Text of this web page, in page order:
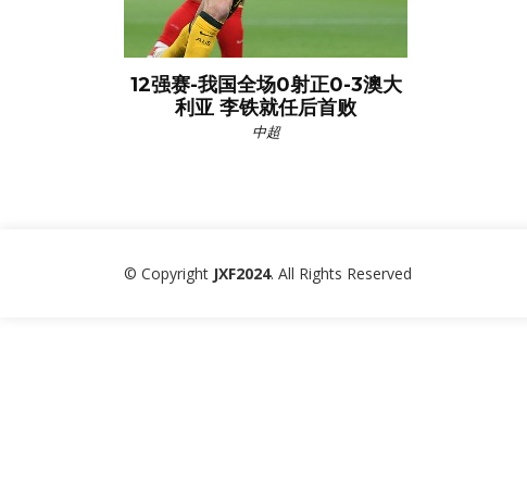
12强赛-我国全场0射正0-3澳大
利亚 李铁就任后首败
中超
© Copyright JXF2024. All Rights Reserved